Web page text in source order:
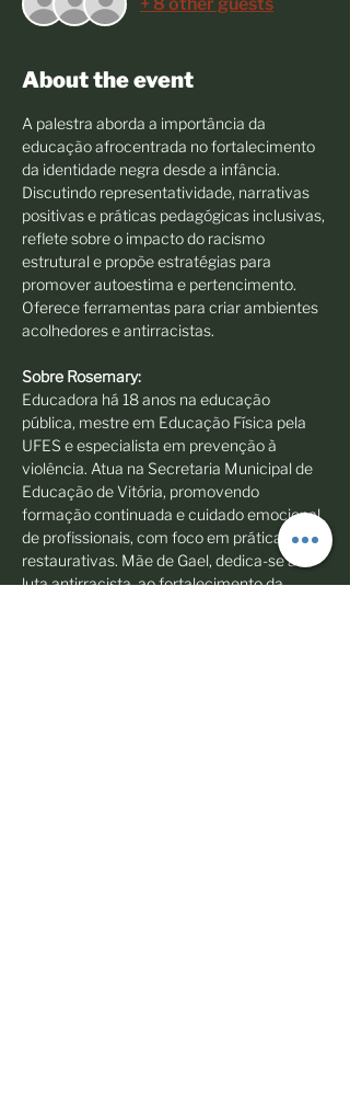
About the event
A palestra aborda a importância da
educação afrocentrada no fortalecimento
da identidade negra desde a infância.
Discutindo representatividade, narrativas
positivas e práticas pedagógicas inclusivas,
reflete sobre o impacto do racismo
estrutural e propõe estratégias para
promover autoestima e pertencimento.
Oferece ferramentas para criar ambientes
acolhedores e antirracistas.
Sobre Rosemary:
Educadora há 18 anos na educação
pública, mestre em Educação Física pela
UFES e especialista em prevenção à
violência. Atua na Secretaria Municipal de
Educação de Vitória, promovendo
formação continuada e cuidado emocional
de profissionais, com foco em práticas
restaurativas. Mãe de Gael, dedica-se à
luta antirracista, ao fortalecimento da